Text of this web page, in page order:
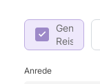
Genaue
Anrede